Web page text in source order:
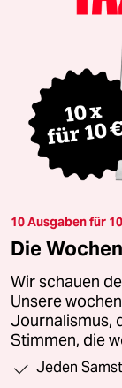
10 Ausgaben für
Die
Wir schauen
Unsere
Journalismus,
Stimmen, die
Jeden